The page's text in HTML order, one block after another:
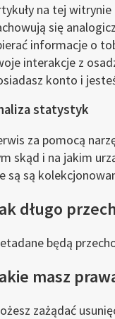
na tej
się
informacje o
interakcje z
konto i
statystyk
za pomocą
skąd i na jakim
są są
długo
będą
masz
zażądać